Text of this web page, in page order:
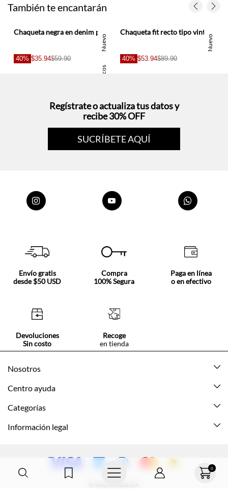
0
También te encantarán
Basicos
Nuevo
Chaqueta negra en denim para hombre
40% $35.94$59.90
Nuevo
Chaqueta fit recto tipo vintage en denim para hombre
40% $53.94$89.90
Regístrate o actualiza tus datos y
recibe 30% OFF
SUCRÍBETE AQUÍ
Envío gratis
desde $50 USD
Compra
100% Segura
Paga en línea
o en efectivo
Devoluciones
Sin costo
Recoge
en tienda
Nosotros
Acerca de Tennis
Centro ayuda
Mis pedidos
Guía de tallas
Contáctanos
Categorías
Nuevo
Niña
Información legal
Politica de envío y devolución
Políticas de privacidad
© Texcolombia S.A.